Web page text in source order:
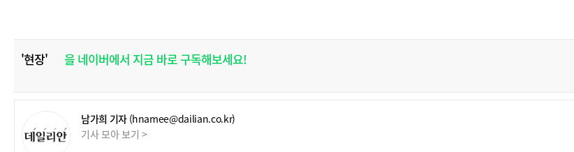
'현장' 을 네이버에서 지금 바로 구독해보세요!
남가희 기자 (hnamee@dailian.co.kr)
기사 모아 보기 >